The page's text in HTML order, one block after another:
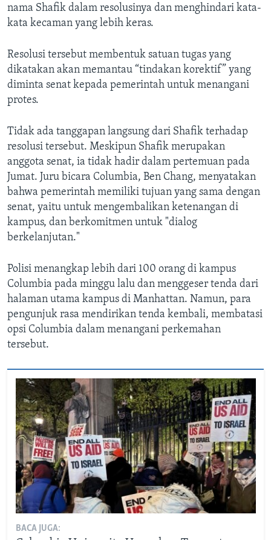
nama Shafik dalam resolusinya dan menghindari kata-
kata kecaman yang lebih keras.
Resolusi tersebut membentuk satuan tugas yang
dikatakan akan memantau “tindakan korektif” yang
diminta senat kepada pemerintah untuk menangani
protes.
Tidak ada tanggapan langsung dari Shafik terhadap
resolusi tersebut. Meskipun Shafik merupakan
anggota senat, ia tidak hadir dalam pertemuan pada
Jumat. Juru bicara Columbia, Ben Chang, menyatakan
bahwa pemerintah memiliki tujuan yang sama dengan
senat, yaitu untuk mengembalikan ketenangan di
kampus, dan berkomitmen untuk "dialog
berkelanjutan."
Polisi menangkap lebih dari 100 orang di kampus
Columbia pada minggu lalu dan menggeser tenda dari
halaman utama kampus di Manhattan. Namun, para
pengunjuk rasa mendirikan tenda kembali, membatasi
opsi Columbia dalam menangani perkemahan
tersebut.
BACA JUGA: